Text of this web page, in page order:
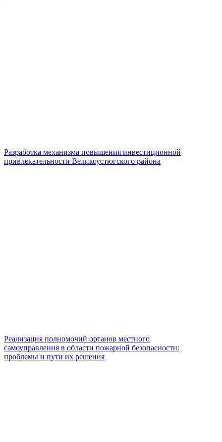
Разработка механизма повышения инвестиционной
привлекательности Великоустюгского района
Реализация полномочий органов местного
самоуправления в области пожарной безопасности:
проблемы и пути их решения